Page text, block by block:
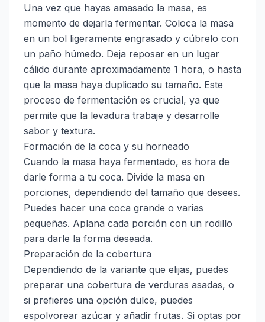
Una vez que hayas amasado la masa, es
momento de dejarla fermentar. Coloca la masa
en un bol ligeramente engrasado y cúbrelo con
un paño húmedo. Deja reposar en un lugar
cálido durante aproximadamente 1 hora, o hasta
que la masa haya duplicado su tamaño. Este
proceso de fermentación es crucial, ya que
permite que la levadura trabaje y desarrolle
sabor y textura.
Formación de la coca y su horneado
Cuando la masa haya fermentado, es hora de
darle forma a tu coca. Divide la masa en
porciones, dependiendo del tamaño que desees.
Puedes hacer una coca grande o varias
pequeñas. Aplana cada porción con un rodillo
para darle la forma deseada.
Preparación de la cobertura
Dependiendo de la variante que elijas, puedes
preparar una cobertura de verduras asadas, o
si prefieres una opción dulce, puedes
espolvorear azúcar y añadir frutas. Si optas por